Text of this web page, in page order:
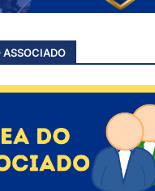
ASSOCIADO